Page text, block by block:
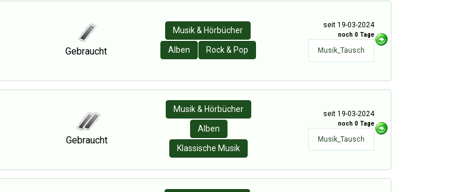
Gebraucht
Musik & Hörbücher
Alben Rock & Pop
seit 19-03-2024
noch 0 Tage
Musik_Tausch
Gebraucht
Musik & Hörbücher
Alben
Klassische Musik
seit 19-03-2024
noch 0 Tage
Musik_Tausch